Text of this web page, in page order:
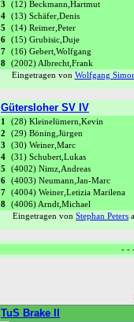
3 (12) Beckmann,Hartmut
4 (13) Schäfer,Denis
5 (14) Reimer,Peter
6 (15) Grubisic,Duje
7 (16) Gebert,Wolfgang
8 (2002) Albrecht,Frank
Eingetragen von Wolfgang
Gütersloher SV IV
1
(28) Kleinelümern,Kevin
2 (29) Böning,Jürgen
3 (30) Weiner,Marc
4 (31) Schubert,Lukas
5 (4002) Nimz,Andreas
6 (4003) Neumann,Jan-Marc
7 (4004) Weiner,Letizia Marilena
8 (4006) Arndt,Michael
Eingetragen von Stephan Peters
- -
TuS Brake II